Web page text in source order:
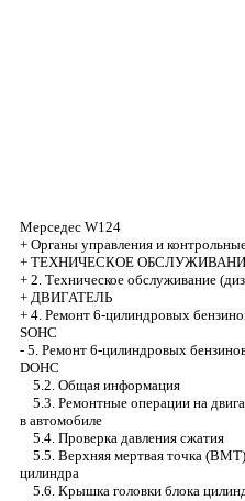
Мерседес W124
+ Органы управления и
+ ТЕХНИЧЕСКОЕ
+ 2. Техническое обслуживание
+ ДВИГАТЕЛЬ
+ 4. Ремонт 6-цилиндровых
SOHC
- 5. Ремонт 6-цилиндровых
DOHC
5.2. Общая информация
5.3. Ремонтные операции на
в автомобиле
5.4. Проверка давления сжатия
5.5. Верхняя мертвая точка
цилиндра
5.6. Крышка головки блока